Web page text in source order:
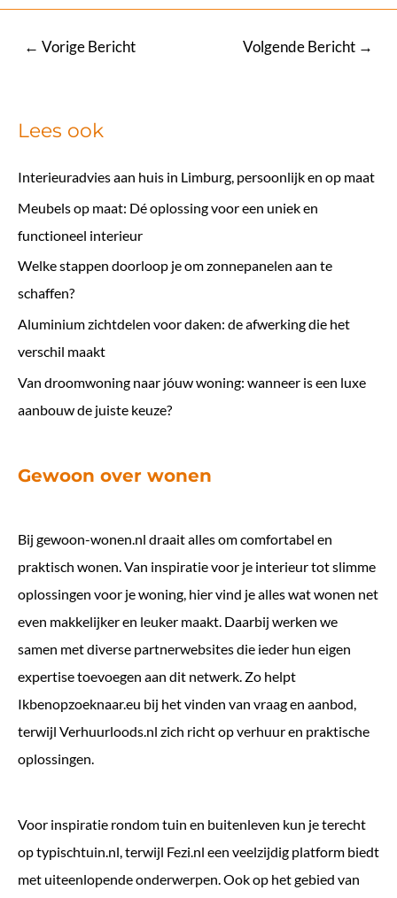
Bericht
← Vorige Bericht Volgende Bericht →
Lees ook
Interieuradvies aan huis in Limburg, persoonlijk en op maat
Meubels op maat: Dé oplossing voor een uniek en
functioneel interieur
Welke stappen doorloop je om zonnepanelen aan te
schaffen?
Aluminium zichtdelen voor daken: de afwerking die het
verschil maakt
Van droomwoning naar jóuw woning: wanneer is een luxe
aanbouw de juiste keuze?
Gewoon over wonen
Bij gewoon-wonen.nl draait alles om comfortabel en
praktisch wonen. Van inspiratie voor je interieur tot slimme
oplossingen voor je woning, hier vind je alles wat wonen net
even makkelijker en leuker maakt. Daarbij werken we
samen met diverse partnerwebsites die ieder hun eigen
expertise toevoegen aan dit netwerk. Zo helpt
Ikbenopzoeknaar.eu bij het vinden van vraag en aanbod,
terwijl Verhuurloods.nl zich richt op verhuur en praktische
oplossingen.
Voor inspiratie rondom tuin en buitenleven kun je terecht
optypischtuin.nl, terwijl Fezi.nl een veelzijdig platform biedt
met uiteenlopende onderwerpen. Ook op het gebied van